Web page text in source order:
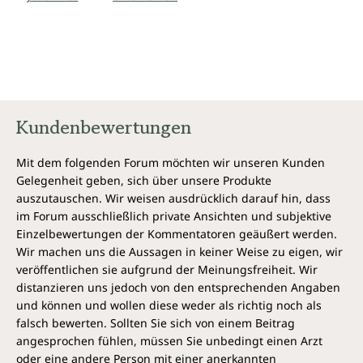
Kundenbewertungen
Mit dem folgenden Forum möchten wir unseren Kunden
Gelegenheit geben, sich über unsere Produkte
auszutauschen. Wir weisen ausdrücklich darauf hin, dass
im Forum ausschließlich private Ansichten und subjektive
Einzelbewertungen der Kommentatoren geäußert werden.
Wir machen uns die Aussagen in keiner Weise zu eigen, wir
veröffentlichen sie aufgrund der Meinungsfreiheit. Wir
distanzieren uns jedoch von den entsprechenden Angaben
und können und wollen diese weder als richtig noch als
falsch bewerten. Sollten Sie sich von einem Beitrag
angesprochen fühlen, müssen Sie unbedingt einen Arzt
oder eine andere Person mit einer anerkannten